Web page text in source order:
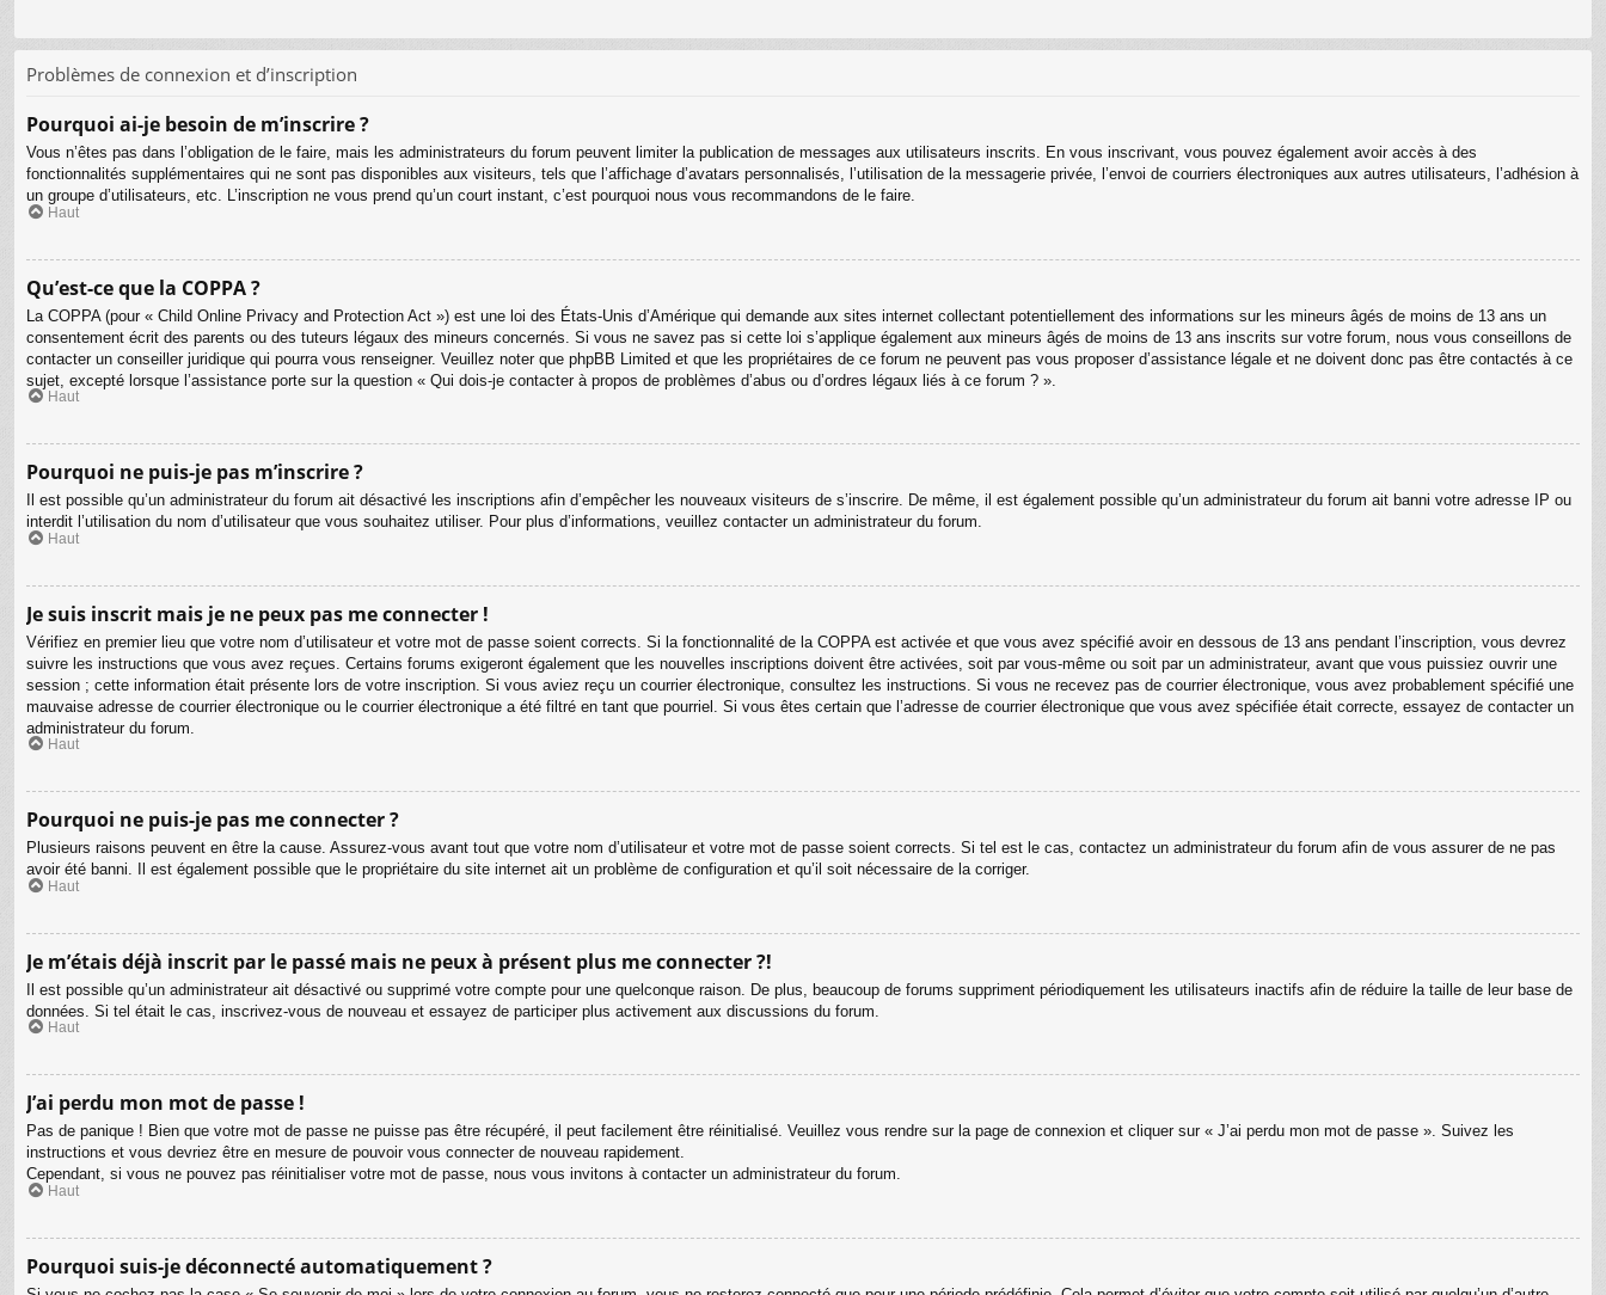
Problèmes de connexion et d’inscription
Pourquoi ai-je besoin de m’inscrire ?
Vous n’êtes pas dans l’obligation de le faire, mais les administrateurs du forum peuvent limiter la publication de messages aux utilisateurs inscrits. En vous inscrivant, vous pouvez également avoir accès à des
fonctionnalités supplémentaires qui ne sont pas disponibles aux visiteurs, tels que l’affichage d’avatars personnalisés, l’utilisation de la messagerie privée, l’envoi de courriers électroniques aux autres utilisateurs, l’adhésion à
un groupe d’utilisateurs, etc. L’inscription ne vous prend qu’un court instant, c’est pourquoi nous vous recommandons de le faire.
Haut
Qu’est-ce que la COPPA ?
La COPPA (pour « Child Online Privacy and Protection Act ») est une loi des États-Unis d’Amérique qui demande aux sites internet collectant potentiellement des informations sur les mineurs âgés de moins de 13 ans un
consentement écrit des parents ou des tuteurs légaux des mineurs concernés. Si vous ne savez pas si cette loi s’applique également aux mineurs âgés de moins de 13 ans inscrits sur votre forum, nous vous conseillons de
contacter un conseiller juridique qui pourra vous renseigner. Veuillez noter que phpBB Limited et que les propriétaires de ce forum ne peuvent pas vous proposer d’assistance légale et ne doivent donc pas être contactés à ce
sujet, excepté lorsque l’assistance porte sur la question « Qui dois-je contacter à propos de problèmes d’abus ou d’ordres légaux liés à ce forum ? ».
Haut
Pourquoi ne puis-je pas m’inscrire ?
Il est possible qu’un administrateur du forum ait désactivé les inscriptions afin d’empêcher les nouveaux visiteurs de s’inscrire. De même, il est également possible qu’un administrateur du forum ait banni votre adresse IP ou
interdit l’utilisation du nom d’utilisateur que vous souhaitez utiliser. Pour plus d’informations, veuillez contacter un administrateur du forum.
Haut
Je suis inscrit mais je ne peux pas me connecter !
Vérifiez en premier lieu que votre nom d’utilisateur et votre mot de passe soient corrects. Si la fonctionnalité de la COPPA est activée et que vous avez spécifié avoir en dessous de 13 ans pendant l’inscription, vous devrez
suivre les instructions que vous avez reçues. Certains forums exigeront également que les nouvelles inscriptions doivent être activées, soit par vous-même ou soit par un administrateur, avant que vous puissiez ouvrir une
session ; cette information était présente lors de votre inscription. Si vous aviez reçu un courrier électronique, consultez les instructions. Si vous ne recevez pas de courrier électronique, vous avez probablement spécifié une
mauvaise adresse de courrier électronique ou le courrier électronique a été filtré en tant que pourriel. Si vous êtes certain que l’adresse de courrier électronique que vous avez spécifiée était correcte, essayez de contacter un
administrateur du forum.
Haut
Pourquoi ne puis-je pas me connecter ?
Plusieurs raisons peuvent en être la cause. Assurez-vous avant tout que votre nom d’utilisateur et votre mot de passe soient corrects. Si tel est le cas, contactez un administrateur du forum afin de vous assurer de ne pas
avoir été banni. Il est également possible que le propriétaire du site internet ait un problème de configuration et qu’il soit nécessaire de la corriger.
Haut
Je m’étais déjà inscrit par le passé mais ne peux à présent plus me connecter ?!
Il est possible qu’un administrateur ait désactivé ou supprimé votre compte pour une quelconque raison. De plus, beaucoup de forums suppriment périodiquement les utilisateurs inactifs afin de réduire la taille de leur base de
données. Si tel était le cas, inscrivez-vous de nouveau et essayez de participer plus activement aux discussions du forum.
Haut
J’ai perdu mon mot de passe !
Pas de panique ! Bien que votre mot de passe ne puisse pas être récupéré, il peut facilement être réinitialisé. Veuillez vous rendre sur la page de connexion et cliquer sur « J’ai perdu mon mot de passe ». Suivez les
instructions et vous devriez être en mesure de pouvoir vous connecter de nouveau rapidement.
Cependant, si vous ne pouvez pas réinitialiser votre mot de passe, nous vous invitons à contacter un administrateur du forum.
Haut
Pourquoi suis-je déconnecté automatiquement ?